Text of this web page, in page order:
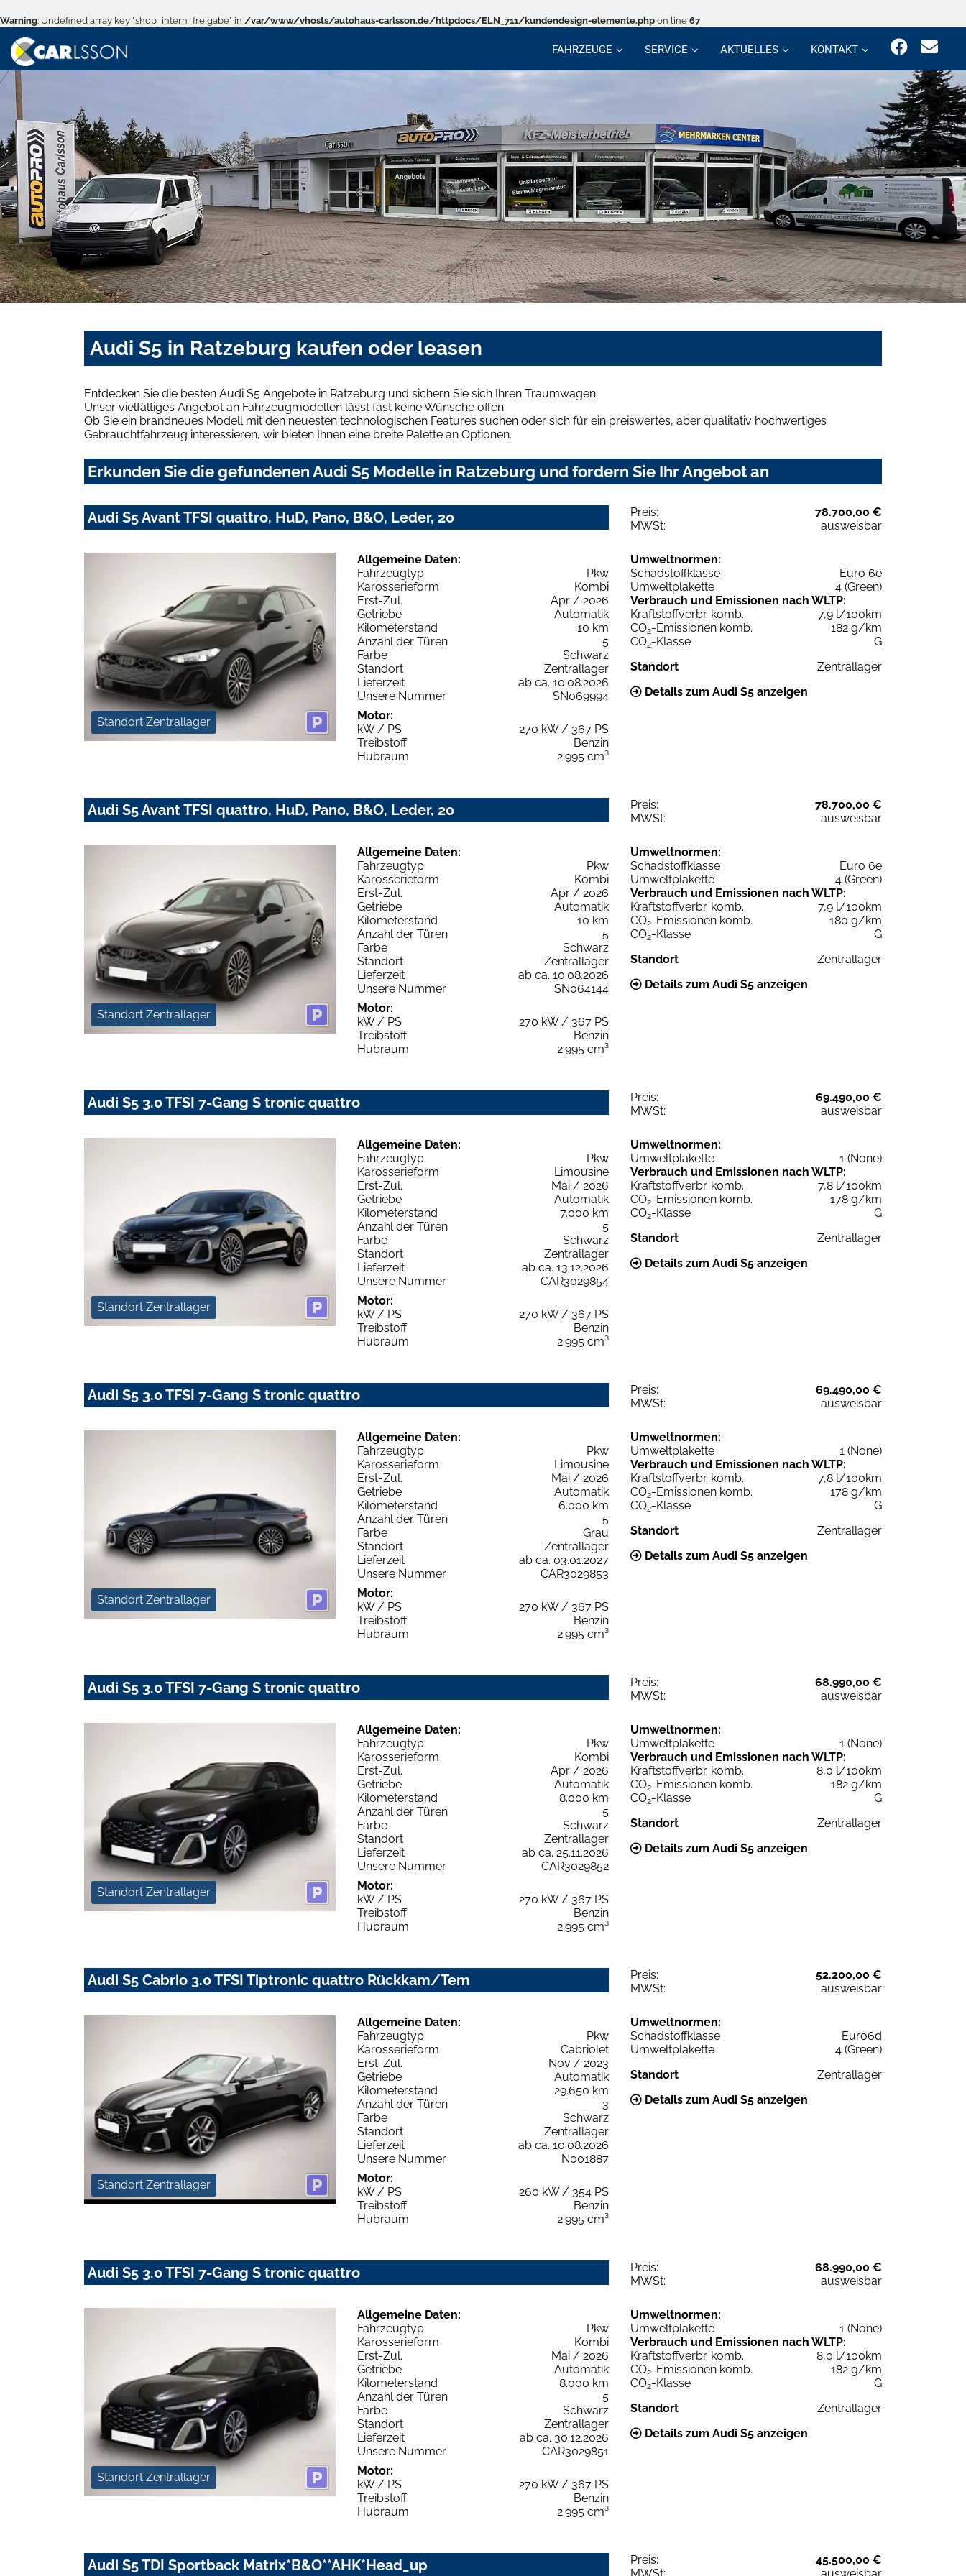
Warning: Undefined array key "shop_intern_freigabe" in /var/www/vhosts/autohaus-carlsson.de/httpdocs/ELN_711/kundendesign-elemente.php on line 67
FAHRZEUGE SERVICE AKTUELLES KONTAKT
Audi S5 in Ratzeburg kaufen oder leasen
Entdecken Sie die besten Audi S5 Angebote in Ratzeburg und sichern Sie sich Ihren Traumwagen.
Unser vielfältiges Angebot an Fahrzeugmodellen lässt fast keine Wünsche offen.
Ob Sie ein brandneues Modell mit den neuesten technologischen Features suchen oder sich für ein preiswertes, aber qualitativ hochwertiges
Gebrauchtfahrzeug interessieren, wir bieten Ihnen eine breite Palette an Optionen.
Erkunden Sie die gefundenen Audi S5 Modelle in Ratzeburg und fordern Sie Ihr Angebot an
Audi S5 Avant TFSI quattro, HuD, Pano, B&O, Leder, 20 Preis:
78.700,00 €
MWSt:
ausweisbar
Standort Zentrallager
Allgemeine Daten:
Fahrzeugtyp
Pkw
Karosserieform
Kombi
Erst-Zul.
Apr / 2026
Getriebe
Automatik
Kilometerstand
10 km
Anzahl der Türen
5
Farbe
Schwarz
Standort
Zentrallager
Lieferzeit
ab ca. 10.08.2026
Unsere Nummer
SN069994
Motor:
kW / PS
270 kW / 367 PS
Treibstoff
Benzin
Hubraum
2.995 cm³
Umweltnormen:
Schadstoffklasse
Euro 6e
Umweltplakette
4 (Green)
Verbrauch und Emissionen nach WLTP:
Kraftstoffverbr. komb.
7,9 l/100km
CO2-Emissionen komb.
182 g/km
CO2-Klasse
G
Standort
Zentrallager
Details zum Audi S5 anzeigen
Audi S5 Avant TFSI quattro, HuD, Pano, B&O, Leder, 20 Preis:
78.700,00 €
MWSt:
ausweisbar
Standort Zentrallager
Allgemeine Daten:
Fahrzeugtyp
Pkw
Karosserieform
Kombi
Erst-Zul.
Apr / 2026
Getriebe
Automatik
Kilometerstand
10 km
Anzahl der Türen
5
Farbe
Schwarz
Standort
Zentrallager
Lieferzeit
ab ca. 10.08.2026
Unsere Nummer
SN064144
Motor:
kW / PS
270 kW / 367 PS
Treibstoff
Benzin
Hubraum
2.995 cm³
Umweltnormen:
Schadstoffklasse
Euro 6e
Umweltplakette
4 (Green)
Verbrauch und Emissionen nach WLTP:
Kraftstoffverbr. komb.
7,9 l/100km
CO2-Emissionen komb.
180 g/km
CO2-Klasse
G
Standort
Zentrallager
Details zum Audi S5 anzeigen
Audi S5 3.0 TFSI 7-Gang S tronic quattro Preis:
69.490,00 €
MWSt:
ausweisbar
Standort Zentrallager
Allgemeine Daten:
Fahrzeugtyp
Pkw
Karosserieform
Limousine
Erst-Zul.
Mai / 2026
Getriebe
Automatik
Kilometerstand
7.000 km
Anzahl der Türen
5
Farbe
Schwarz
Standort
Zentrallager
Lieferzeit
ab ca. 13.12.2026
Unsere Nummer
CAR3029854
Motor:
kW / PS
270 kW / 367 PS
Treibstoff
Benzin
Hubraum
2.995 cm³
Umweltnormen:
Umweltplakette
1 (None)
Verbrauch und Emissionen nach WLTP:
Kraftstoffverbr. komb.
7,8 l/100km
CO2-Emissionen komb.
178 g/km
CO2-Klasse
G
Standort
Zentrallager
Details zum Audi S5 anzeigen
Audi S5 3.0 TFSI 7-Gang S tronic quattro Preis:
69.490,00 €
MWSt:
ausweisbar
Standort Zentrallager
Allgemeine Daten:
Fahrzeugtyp
Pkw
Karosserieform
Limousine
Erst-Zul.
Mai / 2026
Getriebe
Automatik
Kilometerstand
6.000 km
Anzahl der Türen
5
Farbe
Grau
Standort
Zentrallager
Lieferzeit
ab ca. 03.01.2027
Unsere Nummer
CAR3029853
Motor:
kW / PS
270 kW / 367 PS
Treibstoff
Benzin
Hubraum
2.995 cm³
Umweltnormen:
Umweltplakette
1 (None)
Verbrauch und Emissionen nach WLTP:
Kraftstoffverbr. komb.
7,8 l/100km
CO2-Emissionen komb.
178 g/km
CO2-Klasse
G
Standort
Zentrallager
Details zum Audi S5 anzeigen
Audi S5 3.0 TFSI 7-Gang S tronic quattro Preis:
68.990,00 €
MWSt:
ausweisbar
Standort Zentrallager
Allgemeine Daten:
Fahrzeugtyp
Pkw
Karosserieform
Kombi
Erst-Zul.
Apr / 2026
Getriebe
Automatik
Kilometerstand
8.000 km
Anzahl der Türen
5
Farbe
Schwarz
Standort
Zentrallager
Lieferzeit
ab ca. 25.11.2026
Unsere Nummer
CAR3029852
Motor:
kW / PS
270 kW / 367 PS
Treibstoff
Benzin
Hubraum
2.995 cm³
Umweltnormen:
Umweltplakette
1 (None)
Verbrauch und Emissionen nach WLTP:
Kraftstoffverbr. komb.
8,0 l/100km
CO2-Emissionen komb.
182 g/km
CO2-Klasse
G
Standort
Zentrallager
Details zum Audi S5 anzeigen
Audi S5 Cabrio 3.0 TFSI Tiptronic quattro Rückkam/Tem Preis:
52.200,00 €
MWSt:
ausweisbar
Standort Zentrallager
Allgemeine Daten:
Fahrzeugtyp
Pkw
Karosserieform
Cabriolet
Erst-Zul.
Nov / 2023
Getriebe
Automatik
Kilometerstand
29.650 km
Anzahl der Türen
3
Farbe
Schwarz
Standort
Zentrallager
Lieferzeit
ab ca. 10.08.2026
Unsere Nummer
N001887
Motor:
kW / PS
260 kW / 354 PS
Treibstoff
Benzin
Hubraum
2.995 cm³
Umweltnormen:
Schadstoffklasse
Euro6d
Umweltplakette
4 (Green)
Standort
Zentrallager
Details zum Audi S5 anzeigen
Audi S5 3.0 TFSI 7-Gang S tronic quattro Preis:
68.990,00 €
MWSt:
ausweisbar
Standort Zentrallager
Allgemeine Daten:
Fahrzeugtyp
Pkw
Karosserieform
Kombi
Erst-Zul.
Mai / 2026
Getriebe
Automatik
Kilometerstand
8.000 km
Anzahl der Türen
5
Farbe
Schwarz
Standort
Zentrallager
Lieferzeit
ab ca. 30.12.2026
Unsere Nummer
CAR3029851
Motor:
kW / PS
270 kW / 367 PS
Treibstoff
Benzin
Hubraum
2.995 cm³
Umweltnormen:
Umweltplakette
1 (None)
Verbrauch und Emissionen nach WLTP:
Kraftstoffverbr. komb.
8,0 l/100km
CO2-Emissionen komb.
182 g/km
CO2-Klasse
G
Standort
Zentrallager
Details zum Audi S5 anzeigen
Audi S5 TDI Sportback Matrix*B&O**AHK*Head_up Preis:
45.500,00 €
MWSt:
ausweisbar